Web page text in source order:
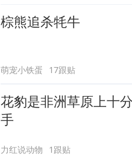
棕熊追杀牦牛
萌宠小铁蛋 17跟贴
花豹是非洲草原上十
手
力红说动物 1跟贴